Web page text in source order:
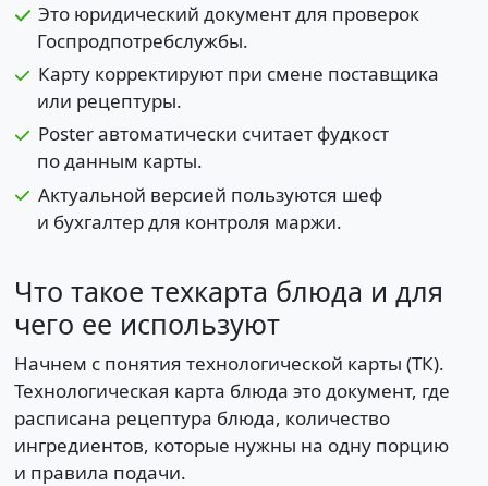
Это юридический документ для проверок
Госпродпотребслужбы.
Карту корректируют при смене поставщика
или рецептуры.
Poster автоматически считает фудкост
по данным карты.
Актуальной версией пользуются шеф
и бухгалтер для контроля маржи.
Что такое техкарта блюда и для
чего ее используют
Начнем с понятия технологической карты (ТК).
Технологическая карта блюда это документ, где
расписана рецептура блюда, количество
ингредиентов, которые нужны на одну порцию
и правила подачи.